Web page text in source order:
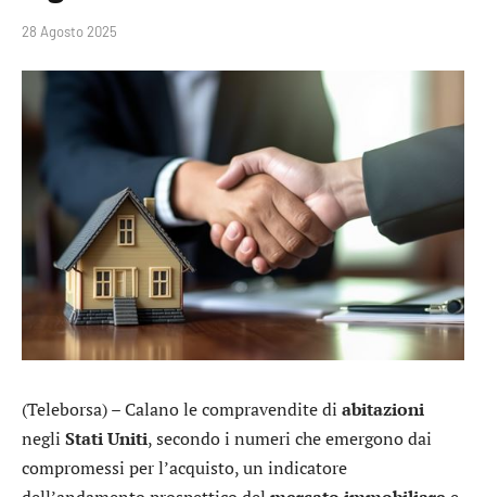
28 Agosto 2025
(Teleborsa) – Calano le compravendite di abitazioni
negli StatiUniti, secondo i numeri che emergono dai
compromessi per l’acquisto, un indicatore